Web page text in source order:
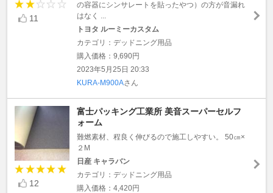
11
の容器にシンサレートを貼ったやつ）の方が音漏れ
はなく ...
トヨタ ルーミーカスタム
カテゴリ：デッドニング用品
購入価格：9,690円
2023年5月25日 20:33
KURA-M900Aさん
12
富士パッキング工業所 美音スーパーセルフ
ォーム
難燃素材、程良く伸びるので施工しやすい。 50㎝×
２M
日産 キャラバン
カテゴリ：デッドニング用品
購入価格：4,420円